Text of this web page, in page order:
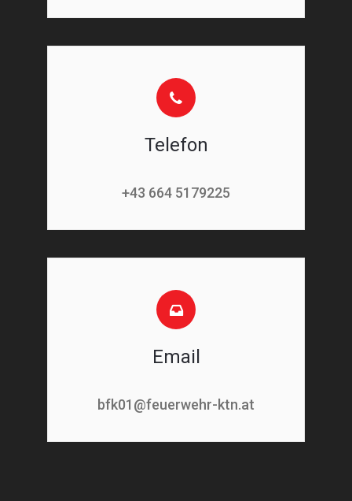
Telefon
+43 664 5179225
Email
bfk01@feuerwehr-ktn.at